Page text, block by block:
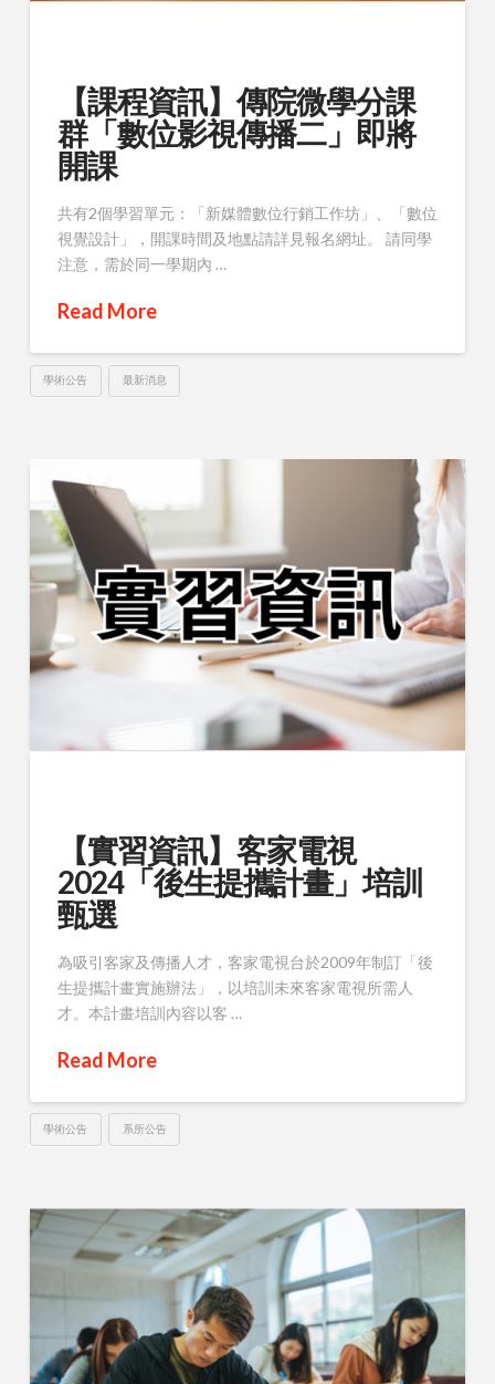
【課程資訊】傳院微學分課
群「數位影視傳播二」即將
開課
共有2個學習單元：「新媒體數位行銷工作坊」、「數位
視覺設計」，開課時間及地點請詳見報名網址。 請同學
注意，需於同一學期內 …
Read More
學術公告 最新消息
【實習資訊】客家電視
2024「後生提攜計畫」培訓
甄選
為吸引客家及傳播人才，客家電視台於2009年制訂「後
生提攜計畫實施辦法」，以培訓未來客家電視所需人
才。本計畫培訓內容以客 …
Read More
學術公告 系所公告